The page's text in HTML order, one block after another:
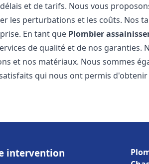
et de tarifs. Nous vous
les perturbations et les coûts. Nos
En tant que Plombier
de qualité et de nos garanties.
et nos matériaux. Nous sommes
qui nous ont permis d'obtenir
intervention